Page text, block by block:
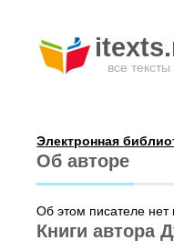
все тексты
Электронная
Об авторе
Об этом писателе
Книги автора